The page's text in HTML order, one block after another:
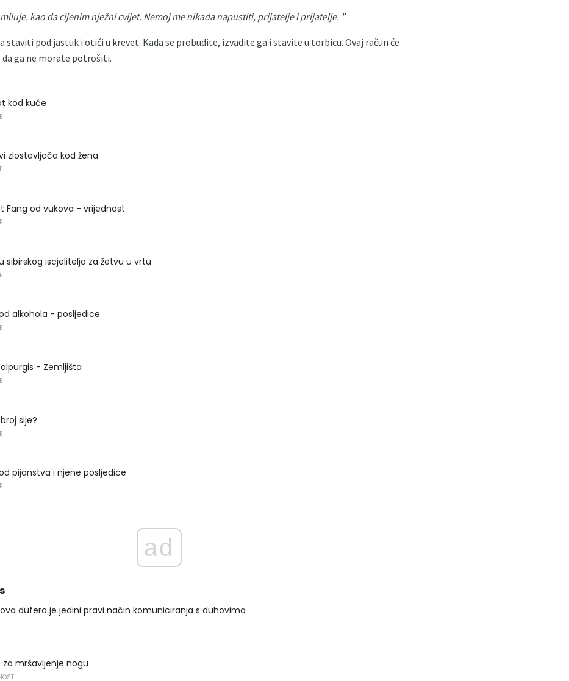
kao da cijenim nježni cvijet. Nemoj me nikada napustiti, prijatelje i prijatelje. "
staviti pod jastuk i otići u krevet. Kada se probudite, izvadite ga i stavite u torbicu. Ovaj račun će
ga ne morate potrošiti.
kod kuće
zlostavljača kod žena
Fang od vukova - vrijednost
sibirskog iscjelitelja za žetvu u vrtu
alkohola - posljedice
- Zemljišta
sije?
pijanstva i njene posljedice
ad
dufera je jedini pravi način komuniciranja s duhovima
za mršavljenje nogu